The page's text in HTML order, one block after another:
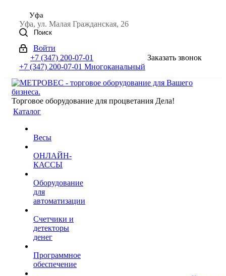
Уфа
Уфа, ул. Малая Гражданская, 26
Поиск
Войти
+7 (347) 200-07-01
+7 (347) 200-07-01 Многоканальный
Заказать звонок
Торговое оборудование для процветания Дела!
Каталог
Весы
ОНЛАЙН-
КАССЫ
Оборудование
для
автоматизации
Счетчики и
детекторы
денег
Программное
обеспечение